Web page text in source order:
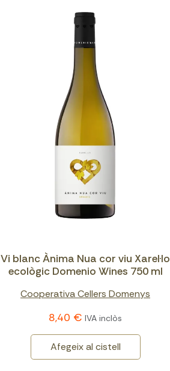
Vi blanc Ànima Nua cor viu Xarel·lo
ecològic Domenio Wines 750 ml
Cooperativa Cellers Domenys
8,40 € IVA inclòs
Afegeix al cistell